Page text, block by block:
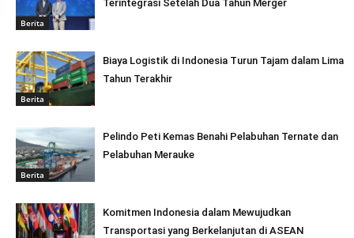
Berita
Terintegrasi Setelah Dua Tahun Merger
Berita
Biaya Logistik di Indonesia Turun Tajam dalam Lima
Tahun Terakhir
Berita
Pelindo Peti Kemas Benahi Pelabuhan Ternate dan
Pelabuhan Merauke
Komitmen Indonesia dalam Mewujudkan
Transportasi yang Berkelanjutan di ASEAN